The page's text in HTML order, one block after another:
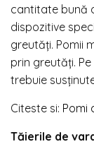
cantitate bună
dispozitive
greutăți. Pomii
prin greutăți.
trebuie
Citeste si: Pomi
Tăierile de